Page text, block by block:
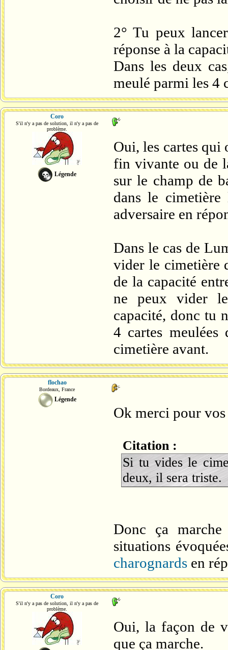
2° Tu peux
réponse à la
Dans les deux
meulé parmi les 4
Coro
S'il n'y a pas de solution, il n'y a pas de
problème.
Légende
Oui, les cartes
fin vivante ou de
sur le champ de
dans le
adversaire en
Dans le cas de
vider le cimetière
de la capacité
ne peux vider
capacité, donc tu
4 cartes meulées
cimetière avant.
flochao
Bordeaux, France
Légende
Ok merci pour vos
Citation :
Si tu vides le
deux, il sera triste.
Donc ça
situations
charognards en
Coro
S'il n'y a pas de solution, il n'y a pas de
problème.
Oui, la façon de
que ça marche.